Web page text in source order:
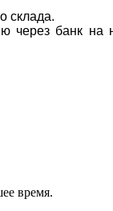
склада.
через банк
время.